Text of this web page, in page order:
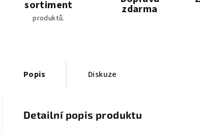
sortiment
produktů.
zdarma
Popis Diskuze
Detailní popis produktu